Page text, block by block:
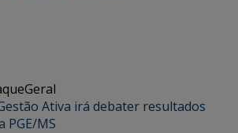
Geral
Ativa irá debater resultados
PGE/MS